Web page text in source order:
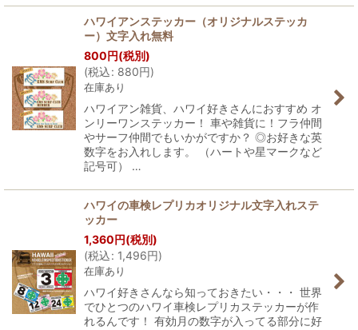
ハワイアンステッカー（オリジナルステッカ
ー）文字入れ無料
800円(税別)
(税込: 880円)
在庫あり
ハワイアン雑貨、ハワイ好きさんにおすすめ オ
ンリーワンステッカー！ 車や雑貨に！フラ仲間
やサーフ仲間でもいかがですか？ ◎お好きな英
数字をお入れします。 （ハートや星マークなど
記号可） …
ハワイの車検レプリカオリジナル文字入れステ
ッカー
1,360円(税別)
(税込: 1,496円)
在庫あり
ハワイ好きさんなら知っておきたい・・・ 世界
でひとつのハワイ車検レプリカステッカーが作
れるんです！ 有効月の数字が入ってる部分に好